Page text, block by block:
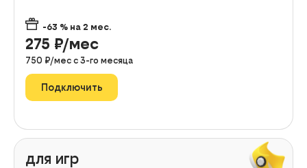
-63 % на 2 мес.
275 ₽/мес
750 ₽/мес с 3-го месяца
Подключить
для игр